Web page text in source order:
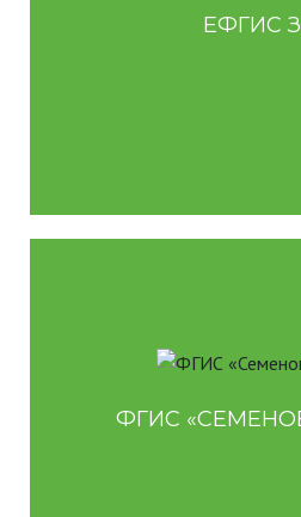
ЕФГИСДля
ФГИС
Для